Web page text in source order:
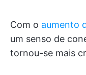
Com o aumento
um senso de
tornou-se mais